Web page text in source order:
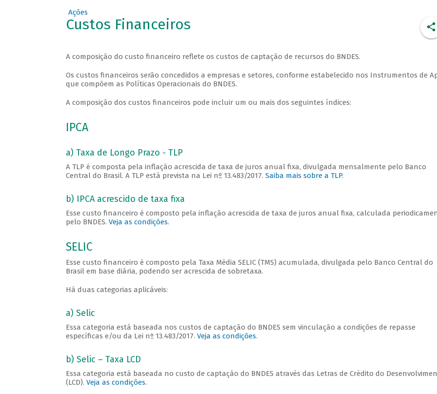
Ações
Custos Financeiros
A composição do custo financeiro reflete os custos de captação de recursos do BNDES.
Os custos financeiros serão concedidos a empresas e setores, conforme estabelecido nos Instrumentos de
que compõem as Políticas Operacionais do BNDES.
A composição dos custos financeiros pode incluir um ou mais dos seguintes índices:
IPCA
a) Taxa de Longo Prazo - TLP
A TLP é composta pela inflação acrescida de taxa de juros anual fixa, divulgada mensalmente pelo Banco
Central do Brasil. A TLP está prevista na Lei nº 13.483/2017. Saiba mais sobre a TLP.
b) IPCA acrescido de taxa fixa
Esse custo financeiro é composto pela inflação acrescida de taxa de juros anual fixa, calculada
pelo BNDES. Veja as condições.
SELIC
Esse custo financeiro é composto pela Taxa Média SELIC (TMS) acumulada, divulgada pelo Banco Central do
Brasil em base diária, podendo ser acrescida de sobretaxa.
Há duas categorias aplicáveis:
a) Selic
Essa categoria está baseada nos custos de captação do BNDES sem vinculação a condições de repasse
específicas e/ou da Lei nº 13.483/2017. Veja as condições.
b) Selic – Taxa LCD
Essa categoria está baseada no custo de captação do BNDES através das Letras de Crédito do
(LCD). Veja as condições.